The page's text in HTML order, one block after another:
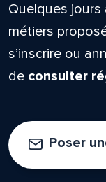
Quelques
métiers
s’inscrire ou
de consulter
Poser